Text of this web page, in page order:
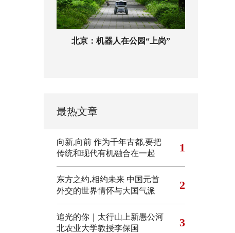
北京：机器人在公园“上岗”
最热文章
向新,向前 作为千年古都,要把
传统和现代有机融合在一起
1
东方之约,相约未来 中国元首
外交的世界情怀与大国气派
2
追光的你｜太行山上新愚公河
北农业大学教授李保国
3